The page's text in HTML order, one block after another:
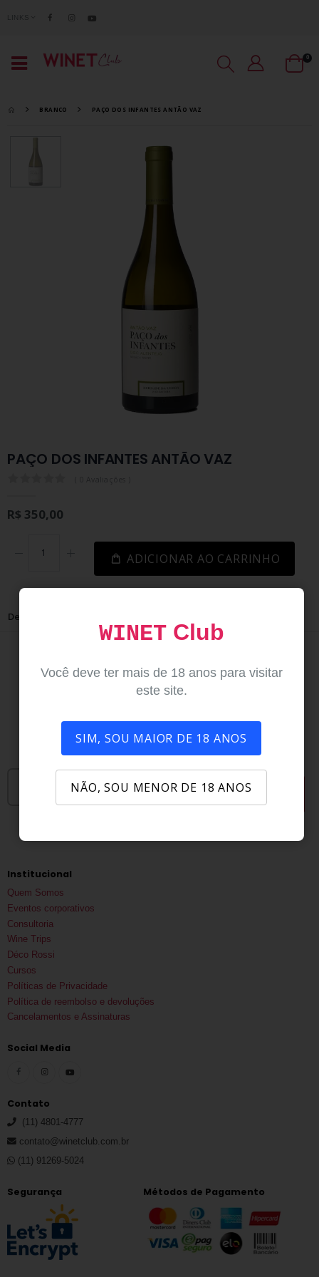
LINKS
0
BRANCO PAÇO DOS INFANTES ANTÃO VAZ
PAÇO DOS INFANTES ANTÃO VAZ
R$ 350,00
ADICIONAR AO CARRINHO
Descrição
Assinar newsletter
INSCREVA-SE
Institucional
Quem Somos
Eventos corporativos
Consultoria
Wine Trips
Déco Rossi
Cursos
Políticas de Privacidade
Política de reembolso e devoluções
Cancelamentos e Assinaturas
Social Media
Contato
(11) 4801-4777
contato@winetclub.com.br
(11) 91269-5024
Segurança Métodos de Pagamento
WINETClub
Você deve ter mais de 18 anos para visitar
este site.
SIM, SOU MAIOR DE 18 ANOS
NÃO, SOU MENOR DE 18 ANOS